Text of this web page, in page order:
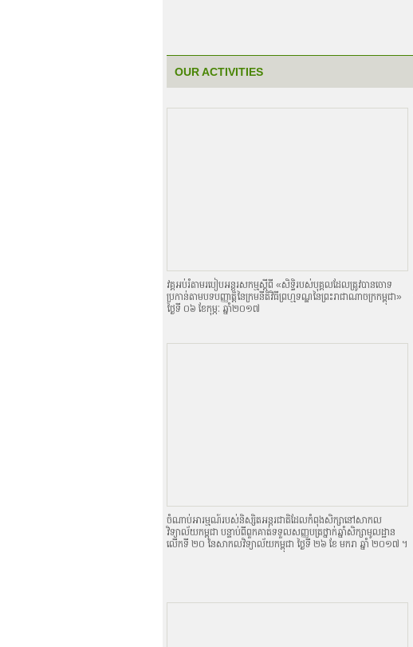
OUR ACTIVITIES
វគ្គអប់រំតាមរបៀបអន្តរសកម្មស្តីពី «សិទិ្ធរបស់បុគ្គលដែលត្រូវបានចោទ
ប្រកាន់តាមបទបញ្ញាតិ្តនៃក្រមនីតិវិធីព្រហ្មទណ្ឌនៃព្រះរាជាណាចក្រកម្ពុជា»
ថ្ងៃទី ០៦ ខែកុម្ភៈ ឆ្នាំ២០១៧
ចំណាប់អារម្មណ៍របស់និស្សិតអន្តរជាតិដែលកំពុងសិក្សានៅសាកល
វិទ្យាល័យកម្ពុជា បន្ទាប់ពីពួកគាត់ទទួលសញ្ញបត្រថ្នាក់ឆ្នាំសិក្សាមូលដ្ឋាន
លើកទី ២០ នៃសាកលវិទ្យាល័យកម្ពុជា ថ្ងៃទី ២៦ ខែ មករា ឆ្នាំ ២០១៧ ។